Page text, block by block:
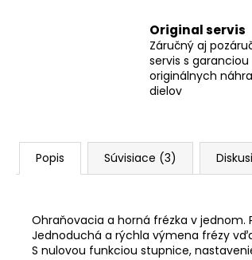
Original servis
Záručný aj
servis s garanciou
originálnych
dielov
Popis Súvisiace (3)
Ohraňovacia a horná frézka v
Jednoduchá a rýchla výmena frézy
S nulovou funkciou stupnice,